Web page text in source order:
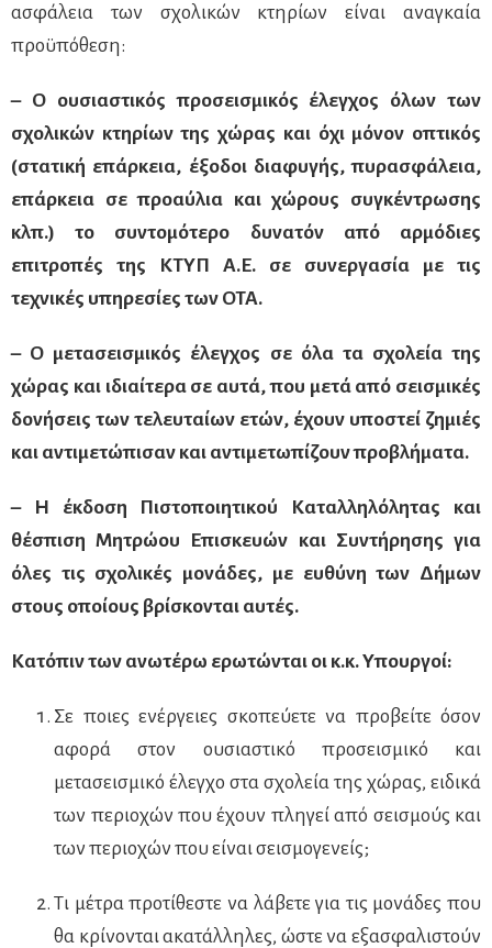
ασφάλεια των σχολικών κτηρίων είναι αναγκαία
προϋπόθεση:
– Ο ουσιαστικός προσεισμικός έλεγχος όλων των
σχολικών κτηρίων της χώρας και όχι μόνον οπτικός
(στατική επάρκεια, έξοδοι διαφυγής, πυρασφάλεια,
επάρκεια σε προαύλια και χώρους συγκέντρωσης
κλπ.) το συντομότερο δυνατόν από αρμόδιες
επιτροπές της ΚΤΥΠ Α.Ε. σε συνεργασία με τις
τεχνικές υπηρεσίες των ΟΤΑ.
– Ο μετασεισμικός έλεγχος σε όλα τα σχολεία της
χώρας και ιδιαίτερα σε αυτά, που μετά από σεισμικές
δονήσεις των τελευταίων ετών, έχουν υποστεί ζημιές
και αντιμετώπισαν και αντιμετωπίζουν προβλήματα.
– Η έκδοση Πιστοποιητικού Καταλληλόλητας και
θέσπιση Μητρώου Επισκευών και Συντήρησης για
όλες τις σχολικές μονάδες, με ευθύνη των Δήμων
στους οποίους βρίσκονται αυτές.
Κατόπιν των ανωτέρω ερωτώνται οι κ.κ. Υπουργοί:
Σε ποιες ενέργειες σκοπεύετε να προβείτε όσον
αφορά στον ουσιαστικό προσεισμικό και
μετασεισμικό έλεγχο στα σχολεία της χώρας, ειδικά
των περιοχών που έχουν πληγεί από σεισμούς και
των περιοχών που είναι σεισμογενείς;
Τι μέτρα προτίθεστε να λάβετε για τις μονάδες που
θα κρίνονται ακατάλληλες, ώστε να εξασφαλιστούν